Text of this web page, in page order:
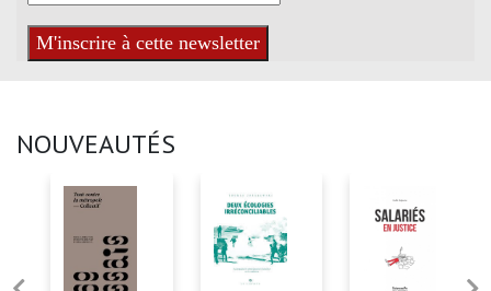
NOUVEAUTÉS